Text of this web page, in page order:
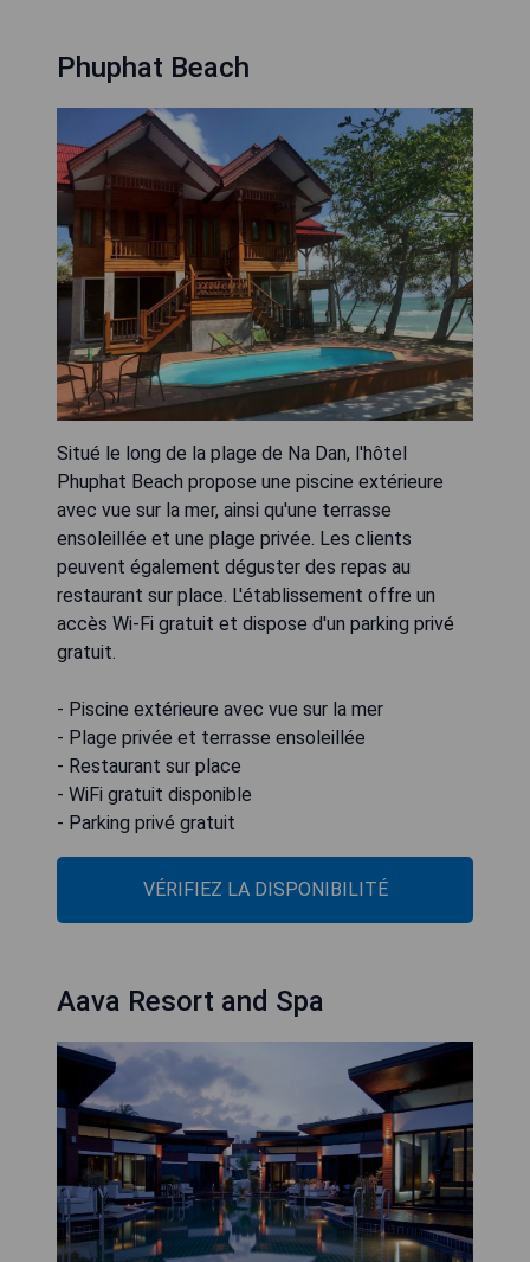
Phuphat Beach
Situé le long de la plage de Na Dan, l'hôtel
Phuphat Beach propose une piscine extérieure
avec vue sur la mer, ainsi qu'une terrasse
ensoleillée et une plage privée. Les clients
peuvent également déguster des repas au
restaurant sur place. L'établissement offre un
accès Wi-Fi gratuit et dispose d'un parking privé
gratuit.
- Piscine extérieure avec vue sur la mer
- Plage privée et terrasse ensoleillée
- Restaurant sur place
- WiFi gratuit disponible
- Parking privé gratuit
VÉRIFIEZ LA DISPONIBILITÉ
Aava Resort and Spa